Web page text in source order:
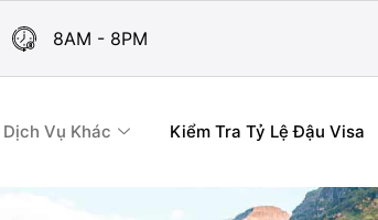
8AM - 8PM
Dịch Vụ Khác Kiểm Tra Tỷ Lệ Đậu Visa